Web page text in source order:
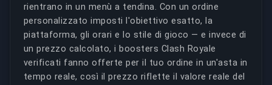
rientrano in un menù a tendina. Con un ordine
personalizzato imposti l'obiettivo esatto, la
piattaforma, gli orari e lo stile di gioco — e invece di
un prezzo calcolato, i boosters Clash Royale
verificati fanno offerte per il tuo ordine in un'asta in
tempo reale, così il prezzo riflette il valore reale del